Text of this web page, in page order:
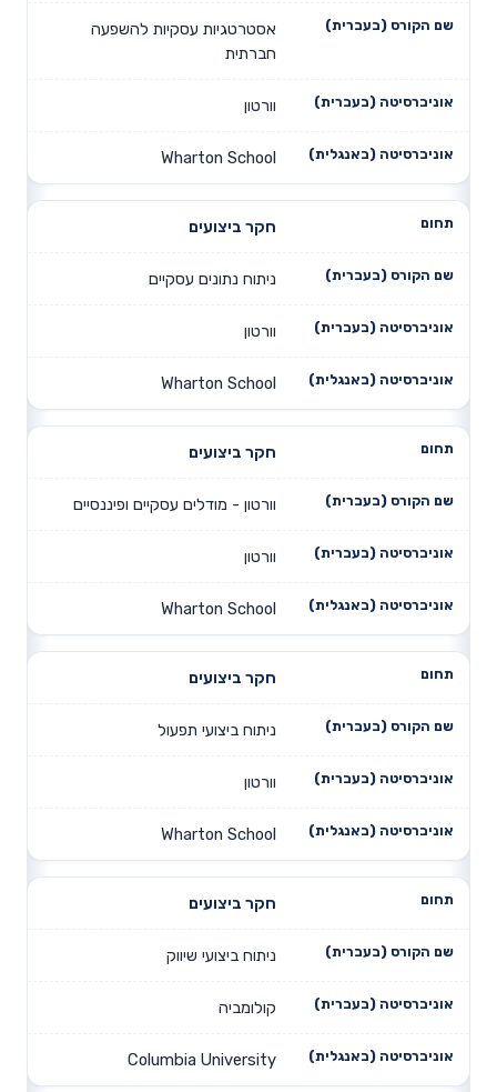
אסטרטגיות עסקיות להשפעה
חברתית
וורטון
Wharton School
חקר ביצועים
ניתוח נתונים עסקיים
וורטון
Wharton School
חקר ביצועים
וורטון - מודלים עסקיים ופיננסיים
וורטון
Wharton School
חקר ביצועים
ניתוח ביצועי תפעול
וורטון
Wharton School
חקר ביצועים
ניתוח ביצועי שיווק
קולומביה
Columbia University